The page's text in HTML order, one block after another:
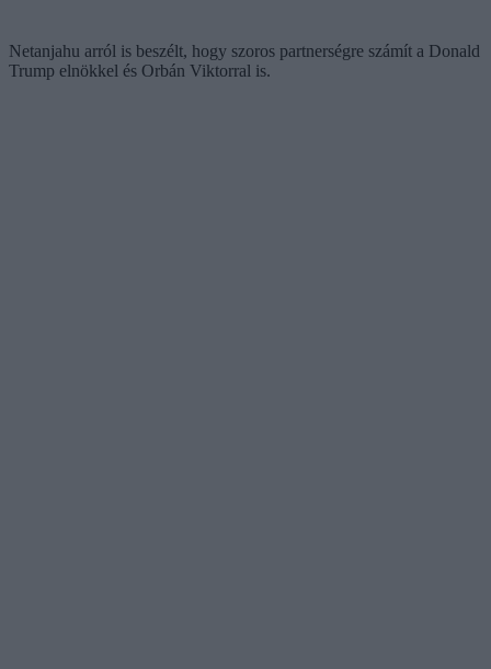
Netanjahu arról is beszélt, hogy szoros partnerségre számít a Donald
Trump elnökkel és Orbán Viktorral is.